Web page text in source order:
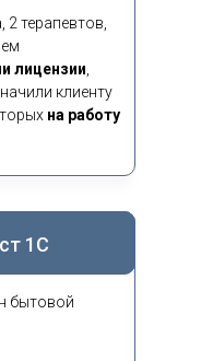
терапевтов,
лицензии
клиенту
на работу
1С
бытовой